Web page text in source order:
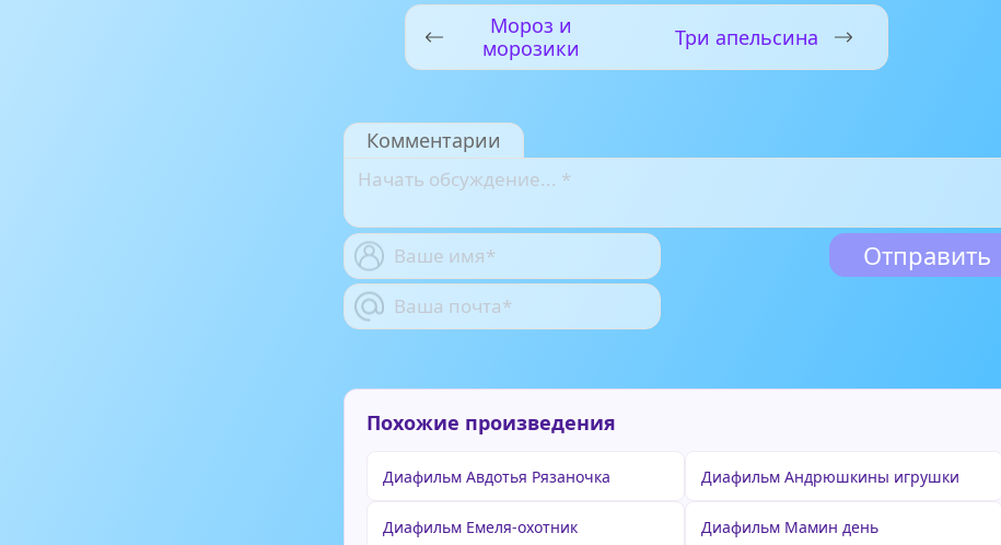
Мороз и
морозики
Три апельсина
Комментарии
Похожие произведения
Диафильм Авдотья Рязаночка Диафильм Андрюшкины игрушки
Диафильм Емеля-охотник Диафильм Мамин день